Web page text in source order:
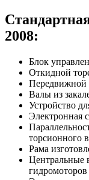
2008:
Блок
Откидной
Передвижной
Валы из
Устройство
Электронная
торсионного
Рама
Центральные